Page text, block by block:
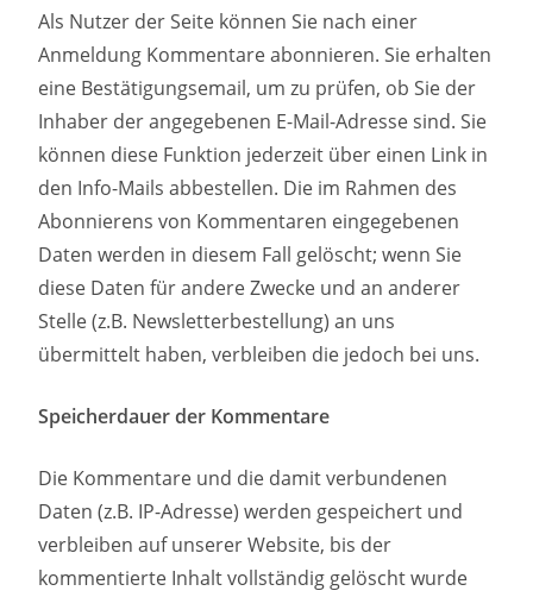
Als Nutzer der Seite können Sie nach einer
Anmeldung Kommentare abonnieren. Sie erhalten
eine Bestätigungsemail, um zu prüfen, ob Sie der
Inhaber der angegebenen E-Mail-Adresse sind. Sie
können diese Funktion jederzeit über einen Link in
den Info-Mails abbestellen. Die im Rahmen des
Abonnierens von Kommentaren eingegebenen
Daten werden in diesem Fall gelöscht; wenn Sie
diese Daten für andere Zwecke und an anderer
Stelle (z.B. Newsletterbestellung) an uns
übermittelt haben, verbleiben die jedoch bei uns.
Speicherdauer der Kommentare
Die Kommentare und die damit verbundenen
Daten (z.B. IP-Adresse) werden gespeichert und
verbleiben auf unserer Website, bis der
kommentierte Inhalt vollständig gelöscht wurde